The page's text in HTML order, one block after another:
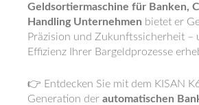
Geldsortiermaschine für Banken,
Handling Unternehmen bietet er
Präzision und Zukunftssicherheit –
Effizienz Ihrer Bargeldprozesse
👉 Entdecken Sie mit dem KISAN
Generation der automatischen